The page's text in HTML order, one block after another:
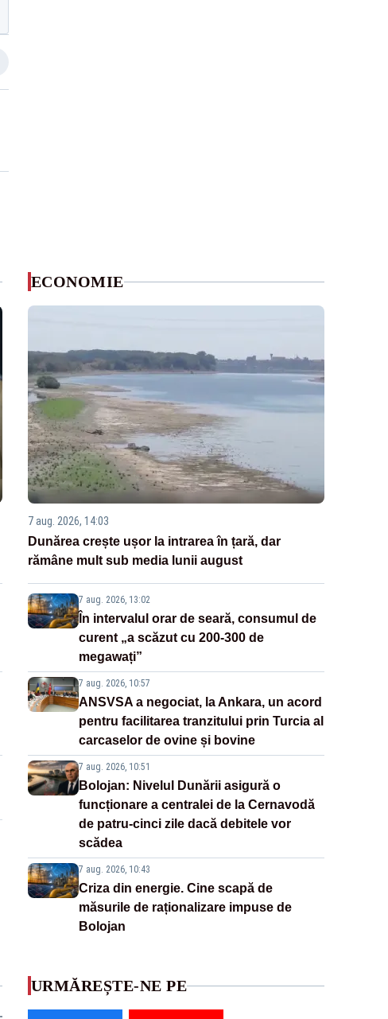
ECONOMIE
7 aug. 2026, 14:03
Dunărea crește ușor la intrarea în țară, dar
rămâne mult sub media lunii august
7 aug. 2026, 13:02
În intervalul orar de seară, consumul de
curent „a scăzut cu 200-300 de
megawați”
7 aug. 2026, 10:57
ANSVSA a negociat, la Ankara, un acord
pentru facilitarea tranzitului prin Turcia al
carcaselor de ovine și bovine
7 aug. 2026, 10:51
Bolojan: Nivelul Dunării asigură o
funcționare a centralei de la Cernavodă
de patru-cinci zile dacă debitele vor
scădea
7 aug. 2026, 10:43
Criza din energie. Cine scapă de
măsurile de raționalizare impuse de
Bolojan
URMĂREȘTE-NE PE